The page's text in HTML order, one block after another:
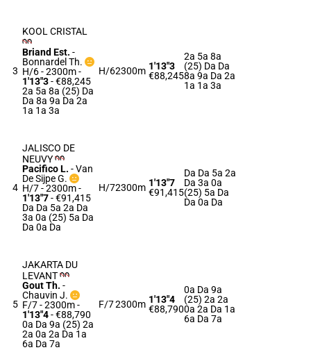
3
KOOL CRISTAL
Briand Est. -
Bonnardel Th.
H/6 - 2300m-
1'13"3- €88,245
2a 5a 8a (25) Da
Da 8a 9a Da 2a
1a 1a 3a
H/62300m 1'13"3
€88,245
2a 5a 8a
(25) Da Da
8a 9a Da 2a
1a 1a 3a
4
JALISCO DE
NEUVY
Pacifico L. -Van
De Sijpe G.
H/7 - 2300m-
1'13"7- €91,415
Da Da 5a 2a Da
3a 0a (25) 5a Da
Da 0a Da
H/72300m 1'13"7
€91,415
Da Da 5a 2a
Da 3a 0a
(25) 5a Da
Da 0a Da
5
JAKARTA DU
LEVANT
Gout Th. -
Chauvin J.
F/7 - 2300m-
1'13"4- €88,790
0a Da 9a (25) 2a
2a 0a 2a Da 1a
6a Da 7a
F/72300m 1'13"4
€88,790
0a Da 9a
(25) 2a 2a
0a 2a Da 1a
6a Da 7a